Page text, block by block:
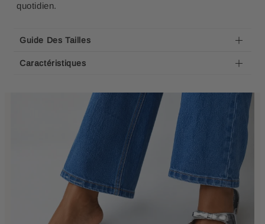
quotidien.
Guide Des Tailles
Caractéristiques